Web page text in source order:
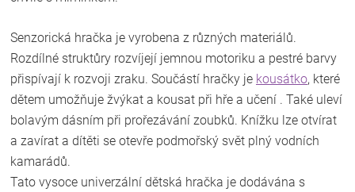
Senzorická hračka je vyrobena z různých materiálů.
Rozdílné struktůry rozvíjejí jemnou motoriku a pestré barvy
přispívají k rozvoji zraku. Součástí hračky je kousátko, které
dětem umožňuje žvýkat a kousat při hře a učení . Také uleví
bolavým dásním při prořezávání zoubků. Knížku lze otvírat
a zavírat a dítěti se otevře podmořský svět plný vodních
kamarádů.
Tato vysoce univerzální dětská hračka je dodávána s